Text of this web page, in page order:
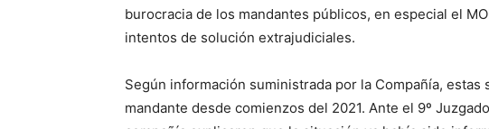
burocracia de los mandantes públicos, en especial el
intentos de solución extrajudiciales.
Según información suministrada por la Compañía,
mandante desde comienzos del 2021. Ante el 9º